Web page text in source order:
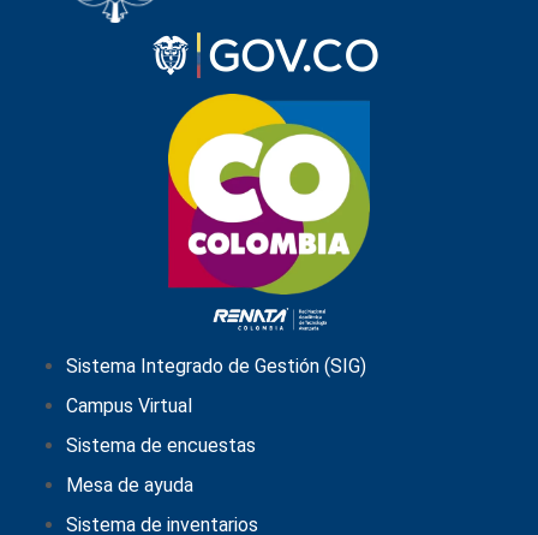
Sistema Integrado de Gestión (SIG)
Campus Virtual
Sistema de encuestas
Mesa de ayuda
Sistema de inventarios